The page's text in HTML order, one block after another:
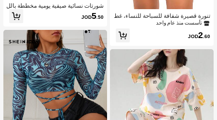
تنورة قصيرة شفافة للسباحة للنساء، غط
اء للبكيني مع كشكشة في الحافة، غطاء
تأسست منذ عام واحد
JOD2.60
شورتات نسائية صيفية يومية مخططة بالل
ون الوردي
JOD5.50